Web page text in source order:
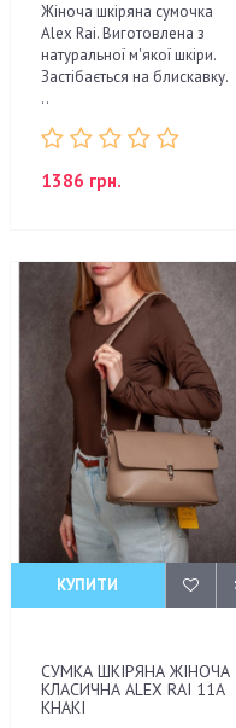
Жіноча шкіряна сумочка
Alex Rai. Виготовлена з
натуральної м'якої шкіри.
Застібається на блискавку.
..
1386 грн.
КУПИТИ
СУМКА ШКІРЯНА ЖІНОЧА
КЛАСИЧНА ALEX RAI 11A
KHAKI